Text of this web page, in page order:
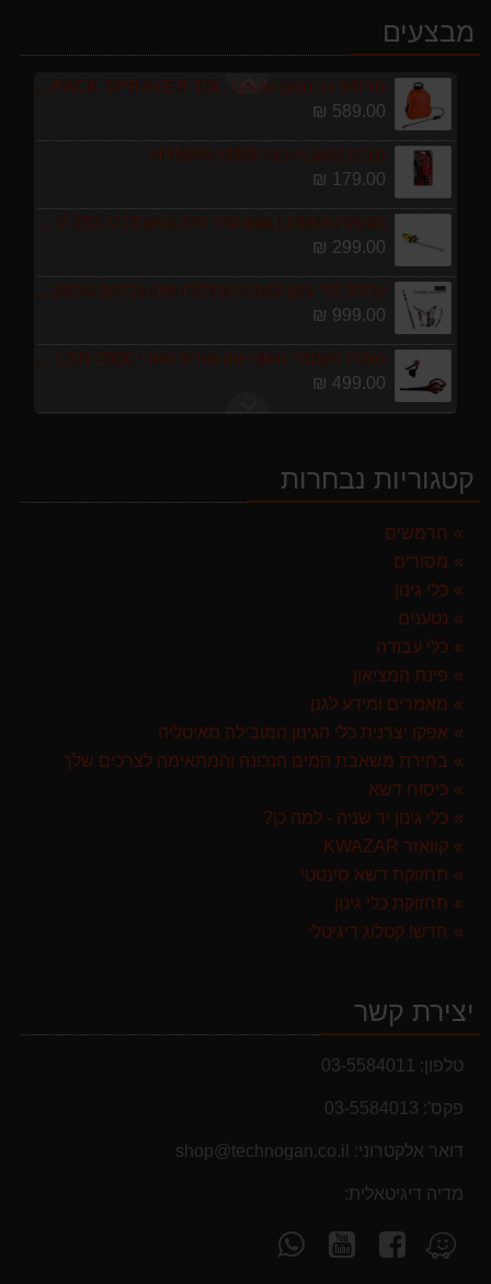
מבצעים119.00 ₪
מרסס גב נטען שטוקר STOCKER BACKPACK SPRAYER 10L איטליה
589.00 ₪
מברג נטען היברו HYBRO H300
179.00 ₪
מגזמת נטענת | גוזם גדר חיה נטען GARLAND SET KEEPER 20V 252-V23 גוף בלבד
299.00 ₪
ערכת כלי גינון לגובה הכוללת מוט גבהים טלסקופי 5 מטר, מסור, תוכי ומספרי גבהים גדר חי גרלנד GARLAND באנדל האדסון
999.00 ₪
מפוח חשמלי נושף יונק וגורס הארי HARRY LSN 2900
499.00 ₪
299.00 ₪
999.00 ₪
499.00 ₪
קטגוריות נבחרות
חרמשים
מסורים
כלי גינון
נטענים
כלי עבודה
פינת המציאון
מאמרים ומידע לגנן
אפקו יצרנית כלי הגינון המובילה מאיטליה
בחירת משאבת המים הנכונה והמתאימה לצרכים שלך
כיסוח דשא
כלי גינון יד שניה - למה כן?
קוואזר KWAZAR
תחזוקת דשא סינטטי
תחזוקת כלי גינון
חדש! קטלוג דיגיטלי
יצירת קשר
טלפון: 03-5584011
פקס': 03-5584013
דואר אלקטרוני: shop@technogan.co.il
מדיה דיגיטאלית:
מצא
אותנו
עקוב
אחרינו
עקוב
אחרינו
מבצעים והנחות